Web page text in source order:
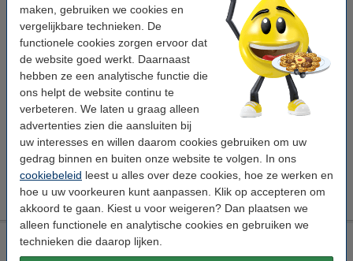
maken, gebruiken we cookies en
vergelijkbare technieken. De
functionele cookies zorgen ervoor dat
de website goed werkt. Daarnaast
hebben ze een analytische functie die
ons helpt de website continu te
verbeteren. We laten u graag alleen
advertenties zien die aansluiten bij
uw interesses en willen daarom cookies gebruiken om uw
gedrag binnen en buiten onze website te volgen. In ons
cookiebeleid leest u alles over deze cookies, hoe ze werken en
hoe u uw voorkeuren kunt aanpassen. Klik op accepteren om
akkoord te gaan. Kiest u voor weigeren? Dan plaatsen we
alleen functionele en analytische cookies en gebruiken we
technieken die daarop lijken.
Winstpakker!
Aanbieding: 2x Hotcemel cacao sticks (100 stuks)
€ 89,95
Tip: meebestellen
123inkt suikersticks (500 stuks)
€ 10,95
123inkt houten roerstaafjes 110 mm (2000 stuks)
Herbruikbare koffiebekers (20 stuks)
€ 4,95 € 3,96
Clipper Hot Chocolate sticks (100 stuks)